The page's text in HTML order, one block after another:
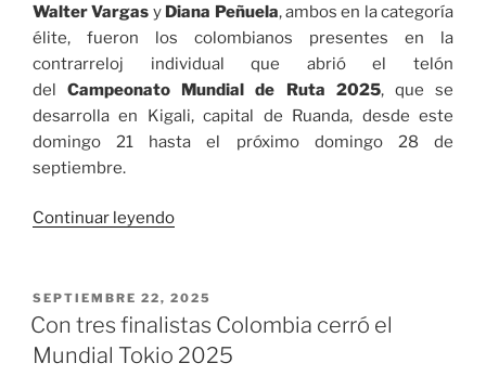
Walter Vargas yDiana Peñuela, ambos en la categoría
élite, fueron los colombianos presentes en la
contrarreloj individual que abrió el telón
delCampeonato Mundial de Ruta 2025, que se
desarrolla en Kigali, capital de Ruanda, desde este
domingo 21 hasta el próximo domingo 28 de
septiembre.
Continuar leyendo«Colombianos
en
la
contrarreloj
PUBLICADO
EL
SEPTIEMBRE 22, 2025
Con tres finalistas Colombia cerró el
Mundial Tokio 2025